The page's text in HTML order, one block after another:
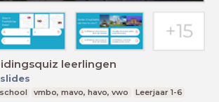
leerlingen
slides
vmbo, mavo, havo, vwo Leerjaar 1-6